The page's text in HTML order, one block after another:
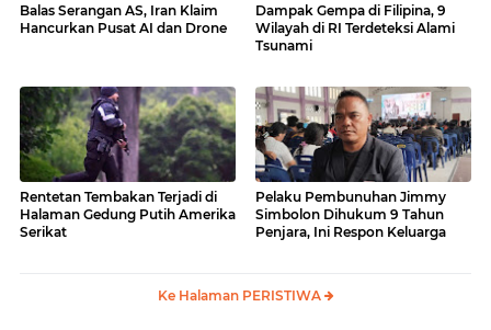
Balas Serangan AS, Iran Klaim
Hancurkan Pusat AI dan Drone
Dampak Gempa di Filipina, 9
Wilayah di RI Terdeteksi Alami
Tsunami
Rentetan Tembakan Terjadi di
Halaman Gedung Putih Amerika
Serikat
Pelaku Pembunuhan Jimmy
Simbolon Dihukum 9 Tahun
Penjara, Ini Respon Keluarga
Ke Halaman PERISTIWA